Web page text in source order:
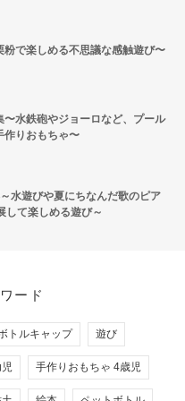
で楽しめる不思議な感触遊び〜
水鉄砲やジョーロなど、プール
作りおもちゃ〜
水遊びや夏にちなんだ歌のピア
して楽しめる遊び～
ード
トルキャップ 遊び
手作りおもちゃ 4歳児